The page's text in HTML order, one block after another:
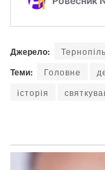
Джерело:
Теми: Головне
історія